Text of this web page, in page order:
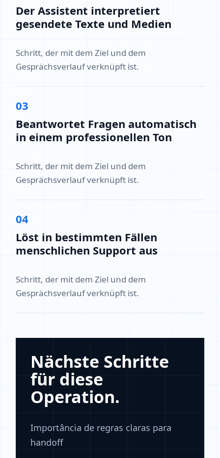
Der Assistent interpretiert
gesendete Texte und Medien
Schritt, der mit dem Ziel und dem
Gesprächsverlauf verknüpft ist.
03
Beantwortet Fragen automatisch
in einem professionellen Ton
Schritt, der mit dem Ziel und dem
Gesprächsverlauf verknüpft ist.
04
Löst in bestimmten Fällen
menschlichen Support aus
Schritt, der mit dem Ziel und dem
Gesprächsverlauf verknüpft ist.
Nächste Schritte
für diese
Operation.
Importância de regras claras para
handoff